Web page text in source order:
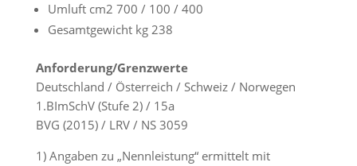
Umluft cm2 700 / 100 / 400
Gesamtgewicht kg 238
Anforderung/Grenzwerte
Deutschland / Österreich / Schweiz / Norwegen
1.BImSchV (Stufe 2) / 15a
BVG (2015) / LRV / NS 3059
1) Angaben zu „Nennleistung“ ermittelt mit